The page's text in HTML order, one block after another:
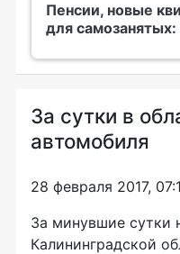
Пенсии, новые
для самозанятых:
За сутки в
автомобиля
28 февраля 2017,
За минувшие сутки
Калининградской